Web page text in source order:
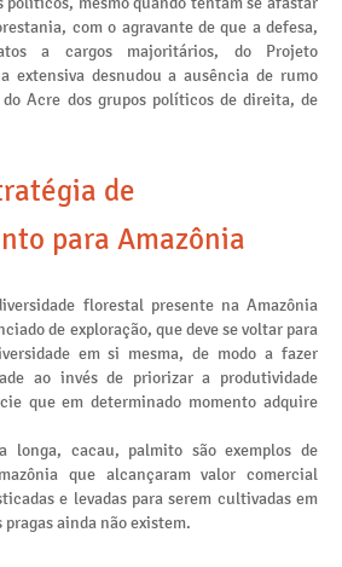
com o agravante de que a defesa,
a cargos majoritários, do Projeto
extensiva desnudou a ausência de rumo
do Acre dos grupos políticos de direita, de
de
para Amazônia
florestal presente na Amazônia
de exploração, que deve se voltar para
em si mesma, de modo a fazer
ao invés de priorizar a produtividade
que em determinado momento adquire
longa, cacau, palmito são exemplos de
que alcançaram valor comercial
e levadas para serem cultivadas em
ainda não existem.